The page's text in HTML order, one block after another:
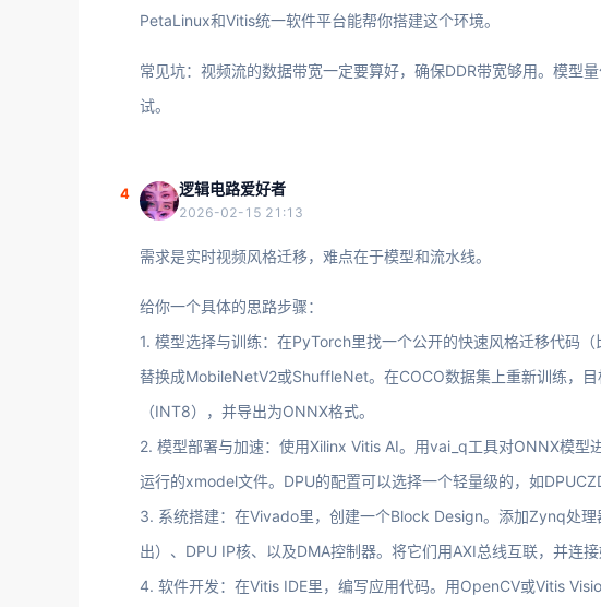
PetaLinux和Vitis统一软件平台能帮你搭建这个环境。
常见坑：视频流的数据带宽一定要算好，确保DDR带宽够用。模型
试。
4 逻辑电路爱好者
2026-02-15 21:13
需求是实时视频风格迁移，难点在于模型和流水线。
给你一个具体的思路步骤：
1. 模型选择与训练：在PyTorch里找一个公开的快速风格迁移代码
替换成MobileNetV2或ShuffleNet。在COCO数据集上重新训练，
（INT8），并导出为ONNX格式。
2. 模型部署与加速：使用Xilinx Vitis AI。用vai_q工具对ONNX模型
运行的xmodel文件。DPU的配置可以选择一个轻量级的，如
3. 系统搭建：在Vivado里，创建一个Block Design。添加Zynq处
出）、DPU IP核、以及DMA控制器。将它们用AXI总线互联，并连接
4. 软件开发：在Vitis IDE里，编写应用代码。用OpenCV或Vitis